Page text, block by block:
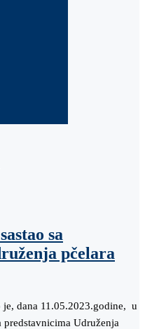
sa
pčelara
dana 11.05.2023.godine, u
predstavnicima Udruženja